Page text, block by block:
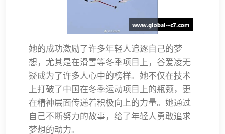
她的成功激励了许多年轻人追逐自己的梦
想，尤其是在滑雪等冬季项目上，谷爱凌无
疑成为了许多人心中的榜样。她不仅在技术
上打破了中国在冬季运动项目上的瓶颈，更
在精神层面传递着积极向上的力量。她通过
自己不断努力的故事，给了年轻人勇敢追求
梦想的动力。